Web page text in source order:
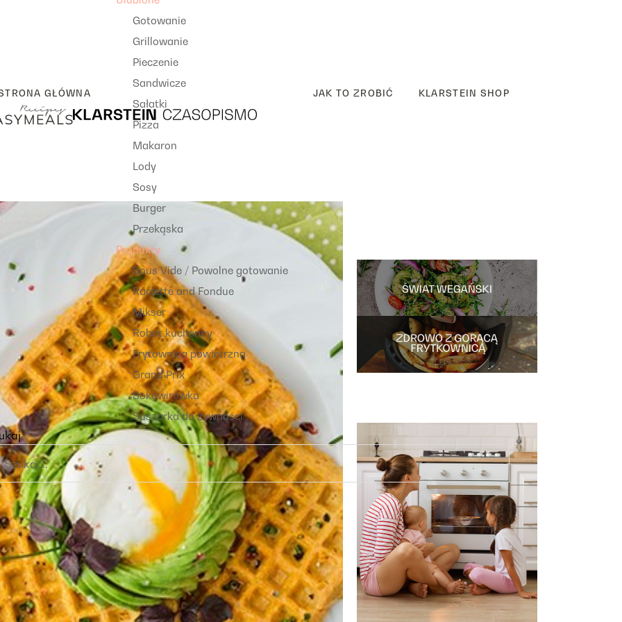
GŁÓWNA
Gotowanie
Grillowanie
Pieczenie
Sandwicze
Sałatki
Pizza
Makaron
Lody
Sosy
Burger
Przekąska
Produkty
Sous Vide / Powolne gotowanie
Raclette and Fondue
Mikser
Robot kuchenny
Frytownica powietrzna
Grand Prix
Sokowirówka
Suszarka do żywności
JAK TO ZROBIĆ KLARSTEIN SHOP